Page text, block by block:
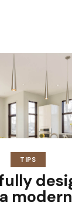
TIPS